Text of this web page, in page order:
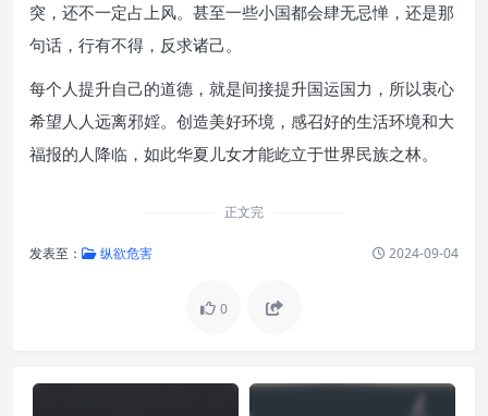
突，还不一定占上风。甚至一些小国都会肆无忌惮，还是那
句话，行有不得，反求诸己。
每个人提升自己的道德，就是间接提升国运国力，所以衷心
希望人人远离邪婬。创造美好环境，感召好的生活环境和大
福报的人降临，如此华夏儿女才能屹立于世界民族之林。
正文完
发表至： 纵欲危害 2024-09-04
0